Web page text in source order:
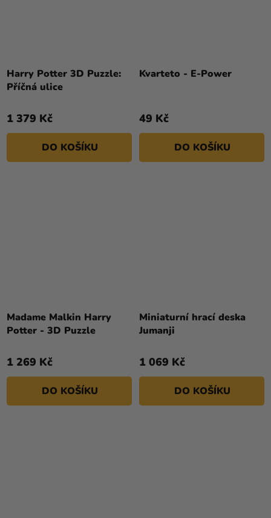
Harry Potter 3D Puzzle:
Příčná ulice
1 379 Kč
DO KOŠÍKU
Kvarteto - E-Power
49 Kč
DO KOŠÍKU
Madame Malkin Harry
Potter - 3D Puzzle
1 269 Kč
DO KOŠÍKU
Miniaturní hrací deska
Jumanji
1 069 Kč
DO KOŠÍKU